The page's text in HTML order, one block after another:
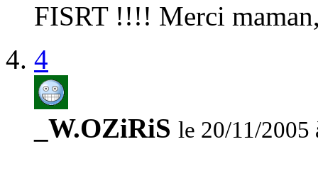
FISRT !!!! Merci
4
_W.OZiRiS le 20/11/2005